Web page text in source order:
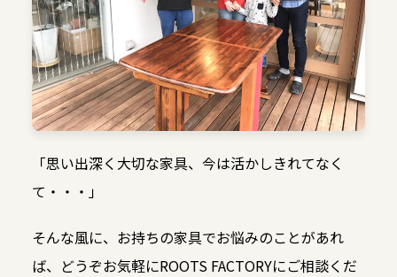
「思い出深く大切な家具、今は活かしきれてなく
て・・・」
そんな風に、お持ちの家具でお悩みのことがあれ
ば、どうぞお気軽にROOTS FACTORYにご相談くだ